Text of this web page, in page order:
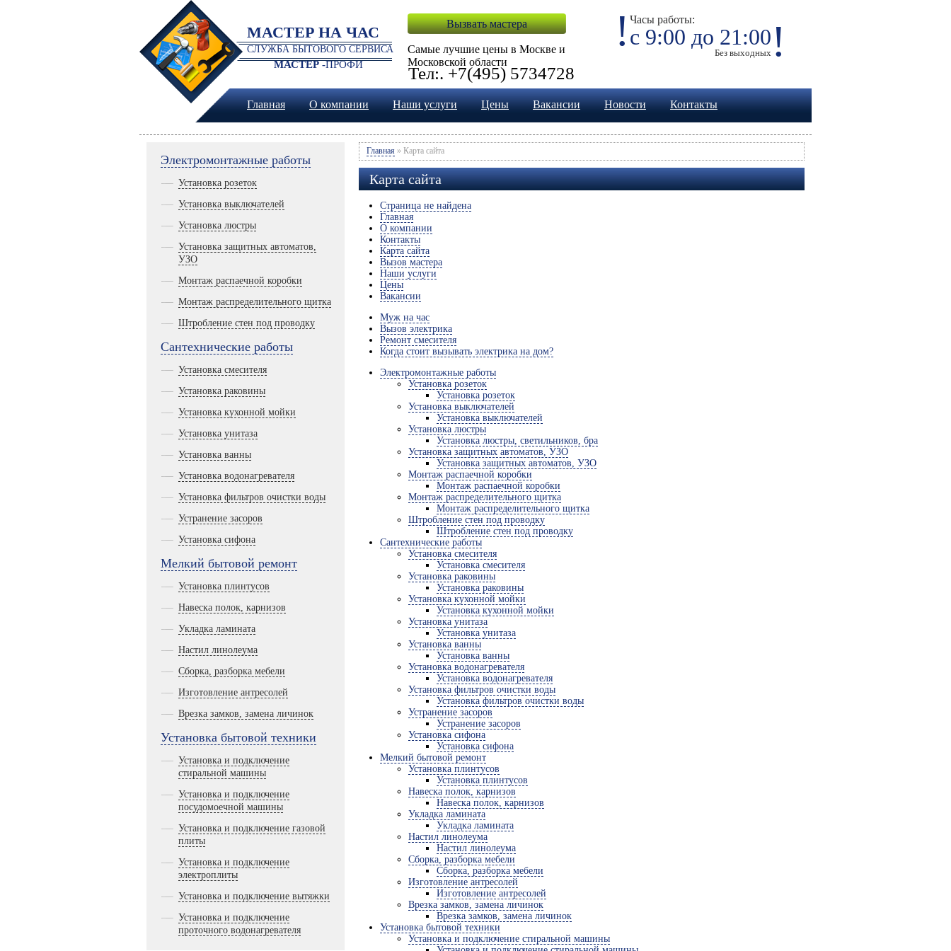
! Часы работы:
с 9:00 до 21:00
Без выходных !
Вызвать мастера
Самые лучшие цены в Москве и
Московской области
Главная О компании Наши услуги Цены Вакансии Новости Контакты
МАСТЕР НА ЧАС
СЛУЖБА БЫТОВОГО СЕРВИСА
МАСТЕР -ПРОФИ Тел:. +7(495) 5734728
Электромонтажные работы
Установка розеток
Установка выключателей
Установка люстры
Установка защитных автоматов,
УЗО
Монтаж распаечной коробки
Монтаж распределительного щитка
Штробление стен под проводку
Сантехнические работы
Установка смесителя
Установка раковины
Установка кухонной мойки
Установка унитаза
Установка ванны
Установка водонагревателя
Установка фильтров очистки воды
Устранение засоров
Установка сифона
Мелкий бытовой ремонт
Установка плинтусов
Навеска полок, карнизов
Укладка ламината
Настил линолеума
Сборка, разборка мебели
Изготовление антресолей
Врезка замков, замена личинок
Установка бытовой техники
Установка и подключение
стиральной машины
Установка и подключение
посудомоечной машины
Установка и подключение газовой
плиты
Установка и подключение
электроплиты
Установка и подключение вытяжки
Установка и подключение
проточного водонагревателя
Главная » Карта сайта
Карта сайта
Страница не найдена
Главная
О компании
Контакты
Карта сайта
Вызов мастера
Наши услуги
Цены
Вакансии
Муж на час
Вызов электрика
Ремонт смесителя
Когда стоит вызывать электрика на дом?
Электромонтажные работы
Установка розеток
Установка розеток
Установка выключателей
Установка выключателей
Установка люстры
Установка люстры, светильников, бра
Установка защитных автоматов, УЗО
Установка защитных автоматов, УЗО
Монтаж распаечной коробки
Монтаж распаечной коробки
Монтаж распределительного щитка
Монтаж распределительного щитка
Штробление стен под проводку
Штробление стен под проводку
Сантехнические работы
Установка смесителя
Установка смесителя
Установка раковины
Установка раковины
Установка кухонной мойки
Установка кухонной мойки
Установка унитаза
Установка унитаза
Установка ванны
Установка ванны
Установка водонагревателя
Установка водонагревателя
Установка фильтров очистки воды
Установка фильтров очистки воды
Устранение засоров
Устранение засоров
Установка сифона
Установка сифона
Мелкий бытовой ремонт
Установка плинтусов
Установка плинтусов
Навеска полок, карнизов
Навеска полок, карнизов
Укладка ламината
Укладка ламината
Настил линолеума
Настил линолеума
Сборка, разборка мебели
Сборка, разборка мебели
Изготовление антресолей
Изготовление антресолей
Врезка замков, замена личинок
Врезка замков, замена личинок
Установка бытовой техники
Установка и подключение стиральной машины